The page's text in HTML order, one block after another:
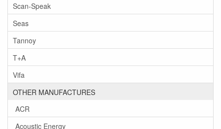
Scan-Speak
Seas
Tannoy
T+A
Vifa
OTHER MANUFACTURES
ACR
Acoustic Energy